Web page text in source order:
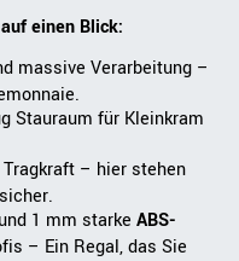
einen Blick:
massive Verarbeitung –
Stauraum für Kleinkram
– hier stehen
1 mm starke ABS-
– Ein Regal, das Sie